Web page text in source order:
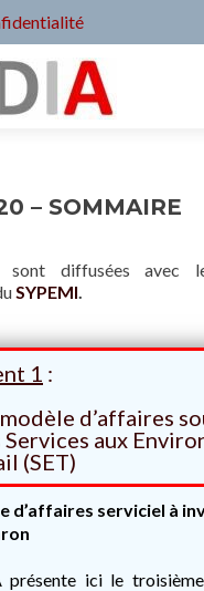
– SOMMAIRE
sont diffusées avec
SYPEMI
1 :
d’affaires
aux
(SET)
d’affaires serviciel à
présente ici le